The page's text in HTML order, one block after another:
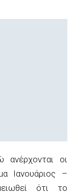
οι
Ιανουάριος –
ότι το